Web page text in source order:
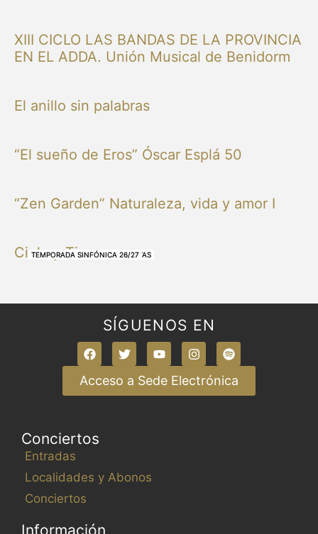
NUESTRAS BANDAS Y ORQUESTAS
NUESTRAS BANDAS Y ORQUESTAS
OTRAS MÚSICAS
NUESTRAS BANDAS Y ORQUESTAS
XIII CICLO LAS BANDAS DE LA PROVINCIA
EN EL ADDA. Unión Musical de Benidorm
NUESTRAS BANDAS Y ORQUESTAS
El anillo sin palabras
TEMPORADA SINFÓNICA 26/27
“El sueño de Eros” Óscar Esplá 50
TEMPORADA SINFÓNICA 26/27
“Zen Garden” Naturaleza, vida y amor I
TEMPORADA SINFÓNICA 26/27
Cielo y Tierra
TEMPORADA SINFÓNICA 26/27
SÍGUENOS EN
Acceso a Sede Electrónica
Conciertos
Entradas
Localidades y Abonos
Conciertos
Información